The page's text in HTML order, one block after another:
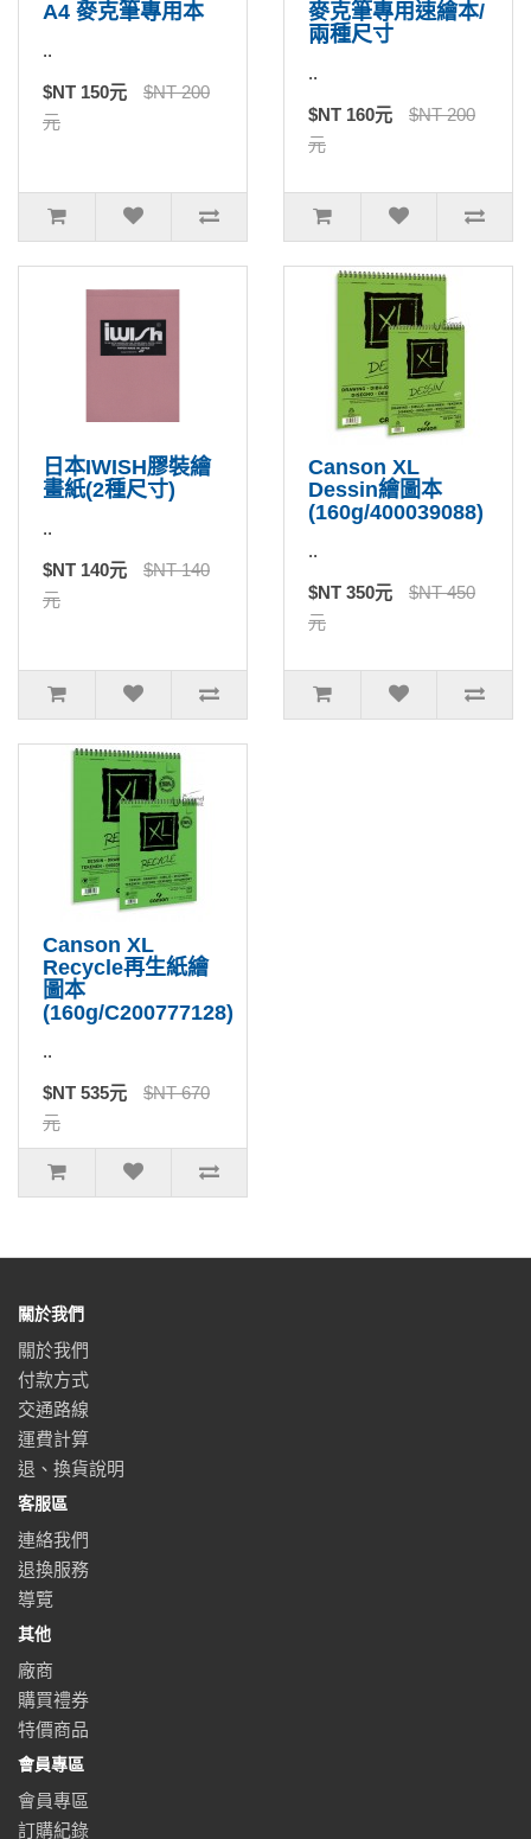
A4 麥克筆專用本
..
$NT 150元
$NT 200
元
麥克筆專用速繪本/
兩種尺寸
..
$NT 160元
$NT 200
元
日本IWISH膠裝繪
畫紙(2種尺寸)
..
$NT 140元
$NT 140
元
Canson XL
Dessin繪圖本
(160g/400039088)
..
$NT 350元
$NT 450
元
Canson XL
Recycle再生紙繪
圖本
(160g/C200777128)
..
$NT 535元
$NT 670
元
關於我們
關於我們
付款方式
交通路線
運費計算
退、換貨說明
客服區
連絡我們
退換服務
導覽
其他
廠商
購買禮券
特價商品
會員專區
會員專區
訂購紀錄